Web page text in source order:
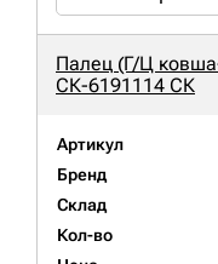
Палец (Г/Ц
СК-6191114 СК
Артикул
Бренд
Склад
Кол-во